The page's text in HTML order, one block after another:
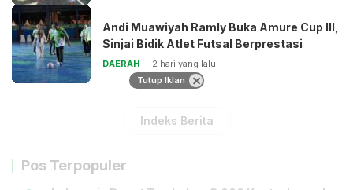
Andi Muawiyah Ramly Buka Amure Cup III,
Sinjai Bidik Atlet Futsal Berprestasi
DAERAH 2 hari yang lalu
Indeks Berita
Pos Terpopuler
Tutup Iklan